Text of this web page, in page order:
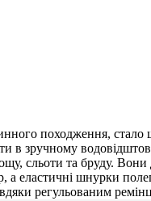
походження,
в зручному
сльоти та бруду.
еластичні шнурки
регульованим